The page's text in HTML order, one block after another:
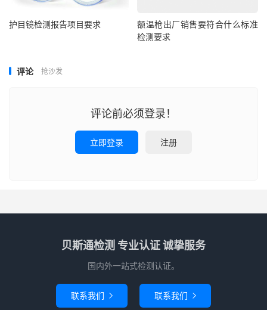
护目镜检测报告项目要求
额温枪出厂销售要符合什么标准
检测要求
评论 抢沙发
评论前必须登录！
立即登录 注册
贝斯通检测 专业认证 诚挚服务
国内外一站式检测认证。
联系我们  联系我们 